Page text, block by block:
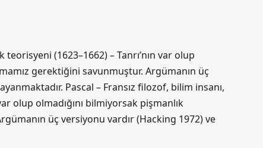
(1623–1662) – Tanrı’nın var olup
gerektiğini savunmuştur. Argümanın üç
Pascal – Fransız filozof, bilim insanı,
olup olmadığını bilmiyorsak pişmanlık
üç versiyonu vardır (Hacking 1972) ve